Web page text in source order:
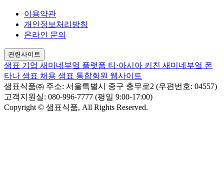
이용약관
개인정보처리방침
온라인 문의
관련사이트
샘표 기업 새미네부엌 플랫폼 티·아시아 키친 새미네부엌 폰
타나 샘표 채용 샘표 통합회원 웹사이트
샘표식품㈜ 주소: 서울특별시 중구 충무로2 (우편번호: 04557)
고객지원실: 080-996-7777 (평일 9:00-17:00)
Copyright © 샘표식품, All Rights Reserved.